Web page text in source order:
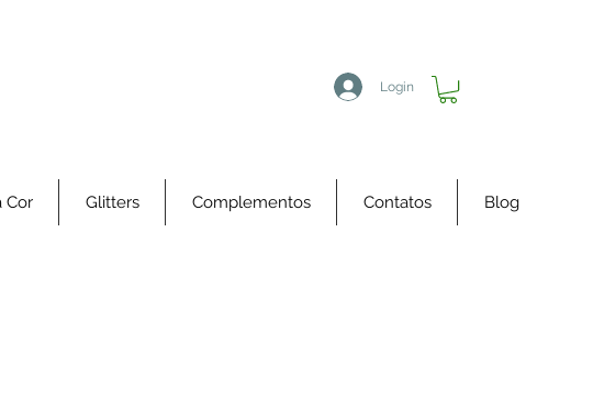
Login
Cor Glitters Complementos Contatos Blog